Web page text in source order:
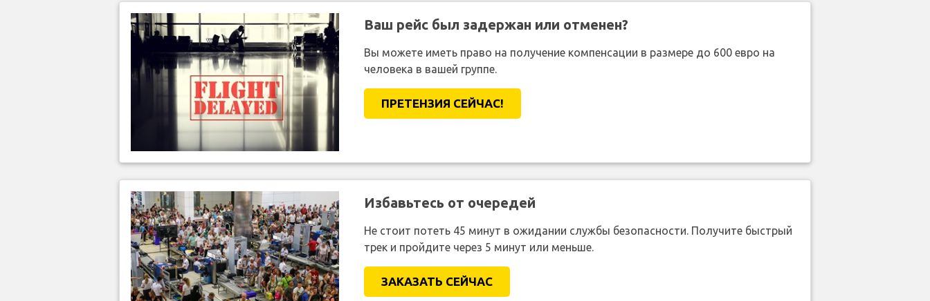
Ваш рейс был задержан или отменен?
Вы можете иметь право на получение компенсации в размере до 600 евро на
человека в вашей группе.
ПРЕТЕНЗИЯ CЕЙЧАС!
Избавьтесь от очередей
Не стоит потеть 45 минут в ожидании службы безопасности. Получите быстрый
трек и пройдите через 5 минут или меньше.
ЗАКАЗАТЬ СЕЙЧАС